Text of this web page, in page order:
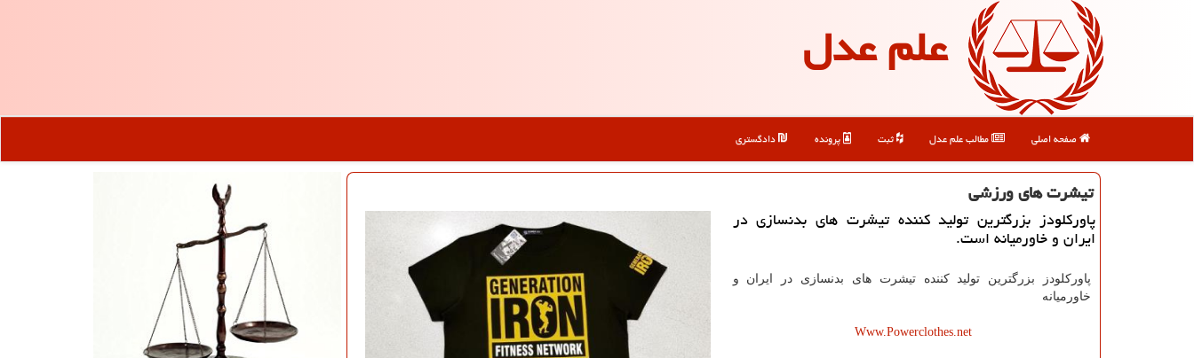
علم عدل
صفحه اصلی مطالب علم عدل ثبت پرونده دادگستری
تیشرت های ورزشی
پاوركلودز بزرگترین تولید كننده تیشرت های بدنسازی در
ایران و خاورمیانه است.
پاورکلودز بزرگترین تولید کننده تیشرت های بدنسازی در ایران و
خاورمیانه
Www.Powerclothes.net